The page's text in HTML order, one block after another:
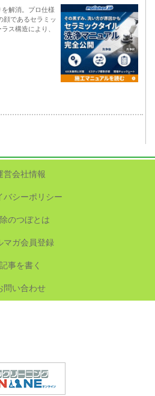
解消。プロ仕様
顔であるセラミッ
ス構造により、
営会社情報
バシーポリシー
のつぼとは
マガ会員登録
記事を書く
問い合わせ